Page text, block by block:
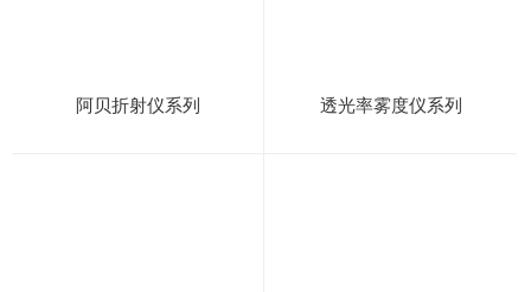
阿贝折射仪系列 透光率雾度仪系列